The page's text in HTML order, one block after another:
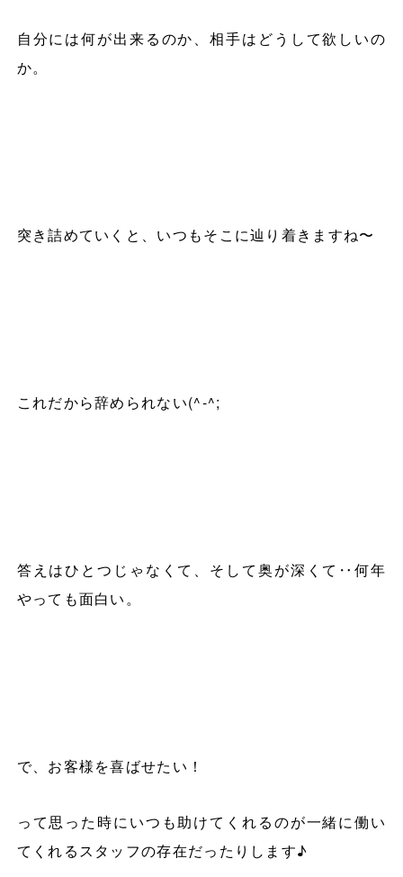
自分には何が出来るのか、相手はどうして欲しいの
か。
突き詰めていくと、いつもそこに辿り着きますね〜
これだから辞められない(^-^;
答えはひとつじゃなくて、そして奥が深くて‥何年
やっても面白い。
で、お客様を喜ばせたい！
って思った時にいつも助けてくれるのが一緒に働い
てくれるスタッフの存在だったりします♪